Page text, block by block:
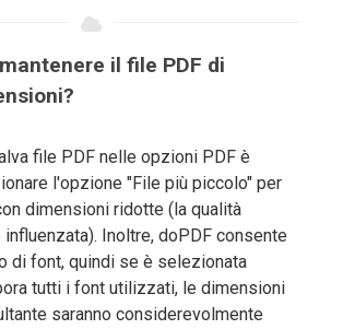
il file PDF di
file PDF nelle opzioni PDF è
l'opzione "File più piccolo" per
dimensioni ridotte (la qualità
Inoltre, doPDF consente
di font, quindi se è selezionata
tutti i font utilizzati, le dimensioni
saranno considerevolmente